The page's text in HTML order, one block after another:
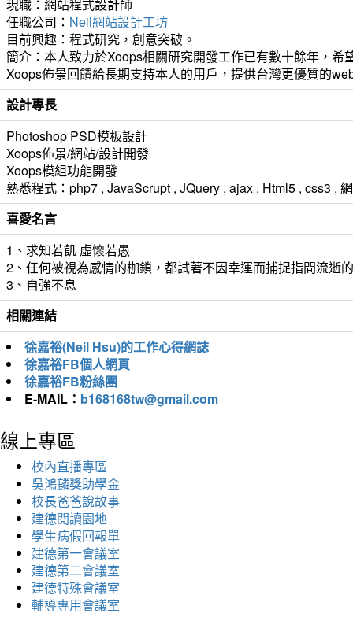
現職：網站程式設計師
任職公司： Neil網站設計工坊
目前興趣：程式研究，創意突破。
簡介：本人致力於Xoops相關研究開發工作已有數十餘年，
Xoops佈景回饋給長期支持本人的用戶，提供台灣更優質的
設計專長
Photoshop PSD模板設計
Xoops佈景/網站/設計開發
Xoops模組功能開發
熟悉程式：php7 , JavaScrupt , JQuery , ajax , Html5 , css3 ,
喜愛名言
1、求知若飢 虛懷若愚
2、任何被視為感情的枷鎖，都試著不因幸運而捕捉指間流逝
3、自強不息
相關連結
徐嘉裕(Neil Hsu)的工作心得網誌
徐嘉裕FB個人網頁
徐嘉裕FB粉絲團
E-MAIL： b168168tw@gmail.com
線上專區
校內直播專區
吳鴻麟獎助學金
校長爸爸說故事
建德閱讀園地
學生病假回報單
建德第一會議室
建德第二會議室
建德特殊會議室
輔導專用會議室